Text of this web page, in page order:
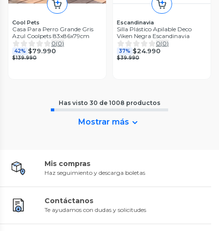
Cool Pets
Casa Para Perro Grande Gris
Azul Coolpets 83x86x79cm
0(0)
42% $79.990
$139.990
Escandinavia
Silla Plástico Apilable Deco
Viken Negra Escandinavia
0(0)
37% $24.990
$39.990
Has visto 30 de 1008 productos
Mostrar más
Mis compras
Haz seguimiento y descarga boletas
Contáctanos
Te ayudamos con dudas y solicitudes